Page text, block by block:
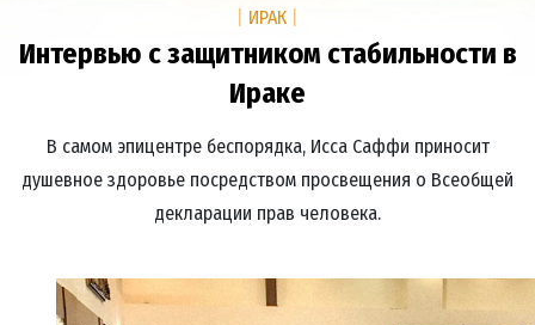
ИРАК
Интервью с защитником стабильности в
Ираке
В самом эпицентре беспорядка, Исса Саффи приносит
душевное здоровье посредством просвещения о Всеобщей
декларации прав человека.